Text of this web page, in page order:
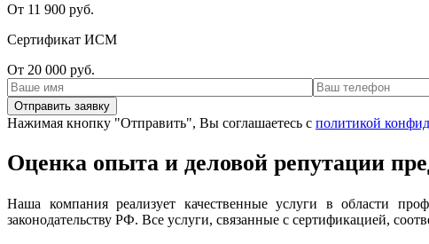
От 11 900 руб.
Сертификат ИСМ
От 20 000 руб.
Нажимая кнопку "Отправить", Вы соглашаетесь с политикой
Оценка опыта и деловой репутации
Наша компания реализует качественные услуги в области
законодательству РФ. Все услуги, связанные с сертификацией,